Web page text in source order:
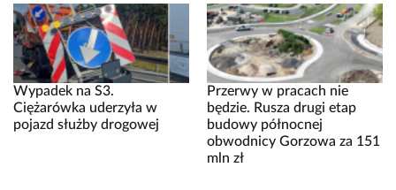
Wypadek na S3.
Ciężarówka uderzyła w
pojazd służby drogowej
Przerwy w pracach nie
będzie. Rusza drugi etap
budowy północnej
obwodnicy Gorzowa za 151
mln zł